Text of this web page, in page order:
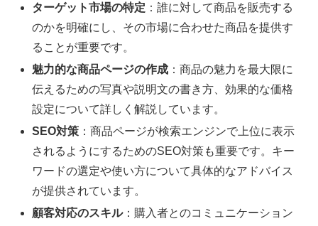
ターゲット市場の特定 ：誰に対して商品を販売する
のかを明確にし、その市場に合わせた商品を提供す
ることが重要です。
魅力的な商品ページの作成 ：商品の魅力を最大限に
伝えるための写真や説明文の書き方、効果的な価格
設定について詳しく解説しています。
SEO対策 ：商品ページが検索エンジンで上位に表示
されるようにするためのSEO対策も重要です。キー
ワードの選定や使い方について具体的なアドバイス
が提供されています。
顧客対応のスキル：購入者とのコミュニケーション